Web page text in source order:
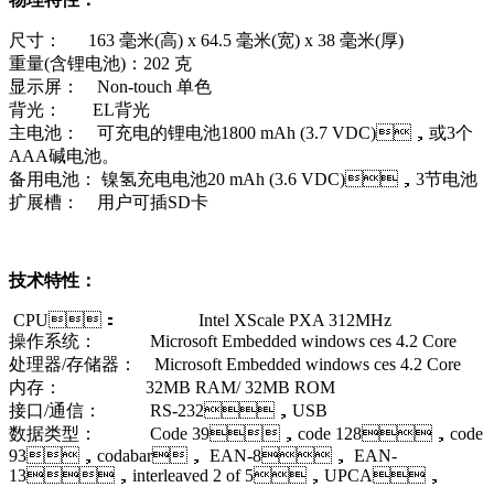
尺寸： 163 毫米(高) x 64.5 毫米(宽) x 38 毫米(厚)
重量(含锂电池)：202 克
显示屏： Non-touch 单色
背光： EL背光
主电池： 可充电的锂电池1800 mAh (3.7 VDC)，或3个
AAA碱电池。
备用电池： 镍氢充电电池20 mAh (3.6 VDC)，3节电池
扩展槽： 用户可插SD卡
技术特性：
CPU： Intel XScale PXA 312MHz
操作系统： Microsoft Embedded windows ces 4.2 Core
处理器/存储器： Microsoft Embedded windows ces 4.2 Core
内存： 32MB RAM/ 32MB ROM
接口/通信： RS-232，USB
数据类型： Code 39，code 128，code
93，codabar， EAN-8， EAN-
13，interleaved 2 of 5，UPCA，